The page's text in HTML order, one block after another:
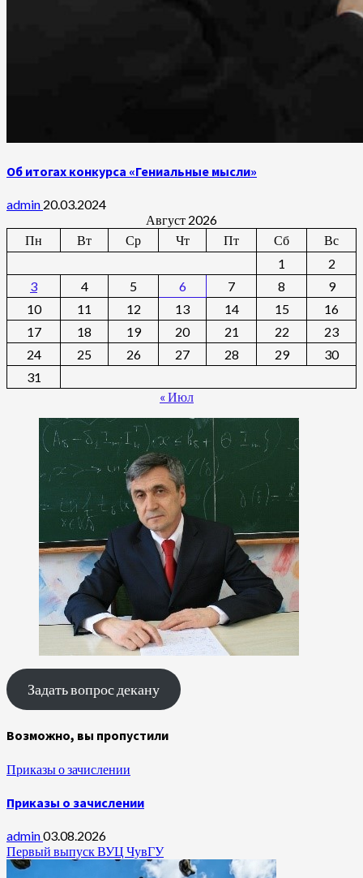
Об итогах конкурса «Гениальные мысли»
admin 20.03.2024
Август 2026
Пн
Вт Ср Чт Пт Сб
Вс
1
2
3
4 5 6 7 8
9
10
11 12 13 14 15
16
17
18 19 20 21 22
23
24
25 26 27 28 29
30
31
« Июл
Задать вопрос декану
Возможно, вы пропустили
Приказы о зачислении
Приказы о зачислении
admin03.08.2026
Первый выпуск ВУЦ ЧувГУ